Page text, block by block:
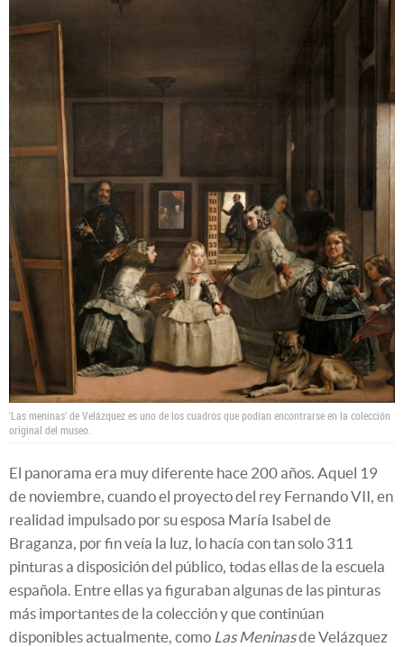
'Las meninas' de Velázquez es uno de los cuadros que podían encontrarse en la colección
original del museo.
El panorama era muy diferente hace 200 años. Aquel 19
de noviembre, cuando el proyecto del rey Fernando VII, en
realidad impulsado por su esposa María Isabel de
Braganza, por fin veía la luz, lo hacía con tan solo 311
pinturas a disposición del público, todas ellas de la escuela
española. Entre ellas ya figuraban algunas de las pinturas
más importantes de la colección y que continúan
disponibles actualmente, como Las Meninasde Velázquez